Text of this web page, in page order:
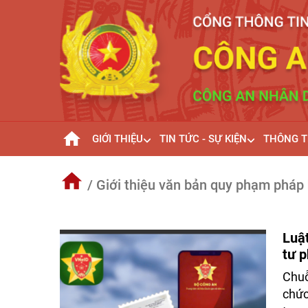
GIỚI THIỆU TIN TỨC - SỰ KIỆN THÔNG
/ Giới thiệu văn bản quy phạm
tư
lịch